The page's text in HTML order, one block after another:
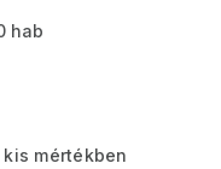
hab
mértékben